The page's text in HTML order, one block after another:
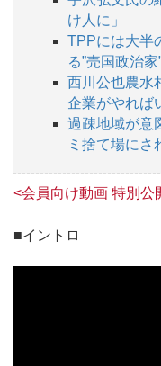
け人に」
TPPには大半
る”売国政治
西川公也農水
企業がやれば
過疎地域が意
ミ捨て場にさ
<会員向け動画 特別公
■イントロ